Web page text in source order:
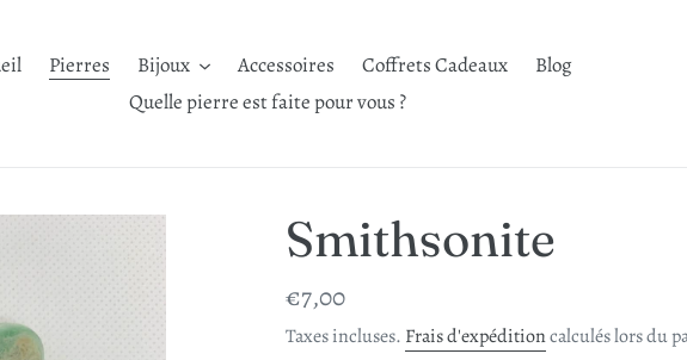
Pierres Bijoux Accessoires Coffrets Cadeaux
Blog
Quelle pierre est faite pour vous ?
Smithsonite
Prix
normal
€7,00
Taxes incluses. Frais d'expéditioncalculés lors du